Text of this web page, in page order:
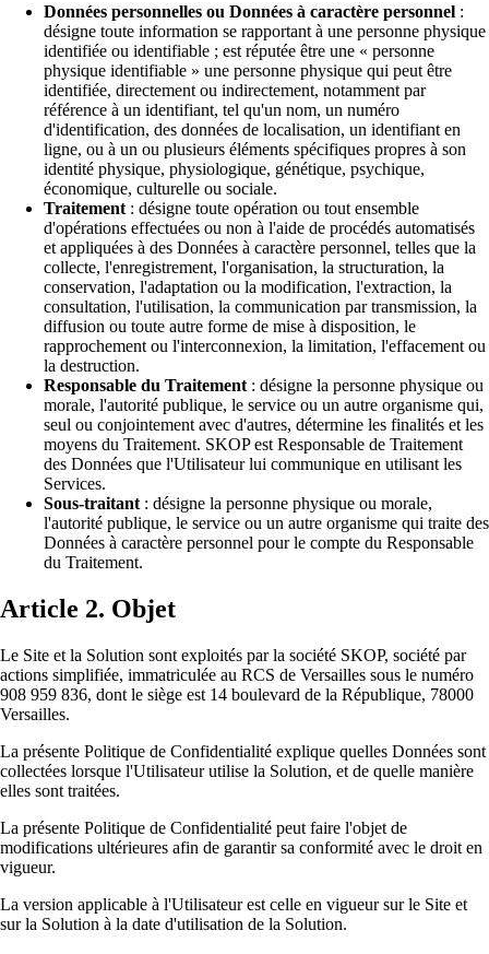
Données personnelles ou Données à caractère personnel :
désigne toute information se rapportant à une personne physique
identifiée ou identifiable ; est réputée être une « personne
physique identifiable » une personne physique qui peut être
identifiée, directement ou indirectement, notamment par
référence à un identifiant, tel qu'un nom, un numéro
d'identification, des données de localisation, un identifiant en
ligne, ou à un ou plusieurs éléments spécifiques propres à son
identité physique, physiologique, génétique, psychique,
économique, culturelle ou sociale.
Traitement : désigne toute opération ou tout ensemble
d'opérations effectuées ou non à l'aide de procédés automatisés
et appliquées à des Données à caractère personnel, telles que la
collecte, l'enregistrement, l'organisation, la structuration, la
conservation, l'adaptation ou la modification, l'extraction, la
consultation, l'utilisation, la communication par transmission, la
diffusion ou toute autre forme de mise à disposition, le
rapprochement ou l'interconnexion, la limitation, l'effacement ou
la destruction.
Responsable du Traitement : désigne la personne physique ou
morale, l'autorité publique, le service ou un autre organisme qui,
seul ou conjointement avec d'autres, détermine les finalités et les
moyens du Traitement. SKOP est Responsable de Traitement
des Données que l'Utilisateur lui communique en utilisant les
Services.
Sous-traitant : désigne la personne physique ou morale,
l'autorité publique, le service ou un autre organisme qui traite des
Données à caractère personnel pour le compte du Responsable
du Traitement.
Article 2. Objet
Le Site et la Solution sont exploités par la société SKOP, société par
actions simplifiée, immatriculée au RCS de Versailles sous le numéro
908 959 836, dont le siège est 14 boulevard de la République, 78000
Versailles.
La présente Politique de Confidentialité explique quelles Données sont
collectées lorsque l'Utilisateur utilise la Solution, et de quelle manière
elles sont traitées.
La présente Politique de Confidentialité peut faire l'objet de
modifications ultérieures afin de garantir sa conformité avec le droit en
vigueur.
La version applicable à l'Utilisateur est celle en vigueur sur le Site et
sur la Solution à la date d'utilisation de la Solution.